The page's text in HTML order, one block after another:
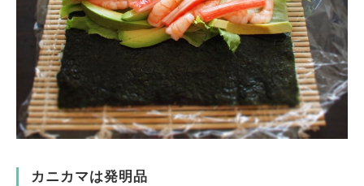
カニカマは発明品